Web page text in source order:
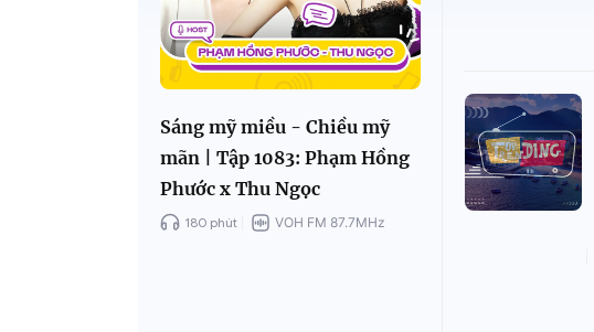
Sáng mỹ miều - Chiều mỹ
mãn | Tập 1083: Phạm Hồng
Phước x Thu Ngọc
180 phút VOH FM 87.7MHz